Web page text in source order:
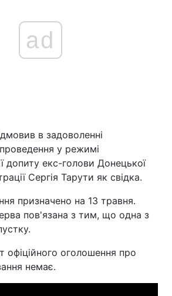
ad
в задоволенні
у режимі
допиту екс-голови Донецької
Сергія Тарути як свідка.
призначено на 13 травня.
пов'язана з тим, що одна з
оголошення про
немає.